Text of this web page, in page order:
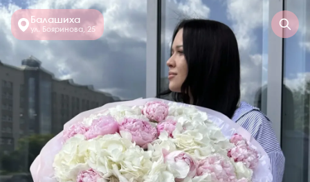
Балашиха
ул. Бояринова, 25